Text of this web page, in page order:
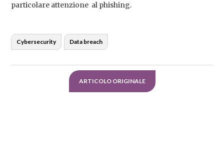
particolare attenzione al phishing.
Cybersecurity Data breach
ARTICOLO ORIGINALE